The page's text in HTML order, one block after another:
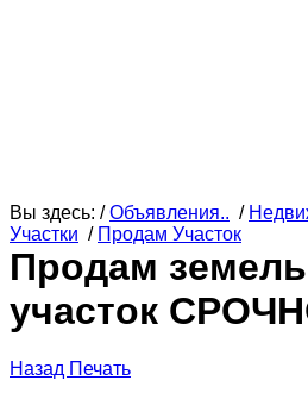
Вы здесь: /Объявления.. /
Участки / Продам Участок
Продам
участок
Назад Печать